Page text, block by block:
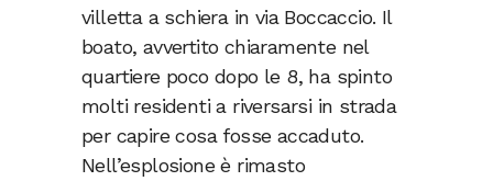
villetta a schiera in via Boccaccio. Il
boato, avvertito chiaramente nel
quartiere poco dopo le 8, ha spinto
molti residenti a riversarsi in strada
per capire cosa fosse accaduto.
Nell’esplosione è rimasto